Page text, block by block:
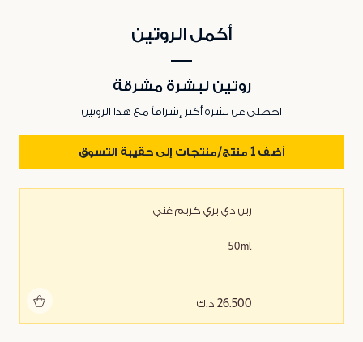
أكمل الروتين
رين دي بري كريم غني
50ml
26.500 د.ك
روتين لبشرة مشرقة
احصلي عن بشرة أكثر إشراقاً مع هذا الروتين
أضف 1 منتج/منتجات إلى حقيبة التسوق